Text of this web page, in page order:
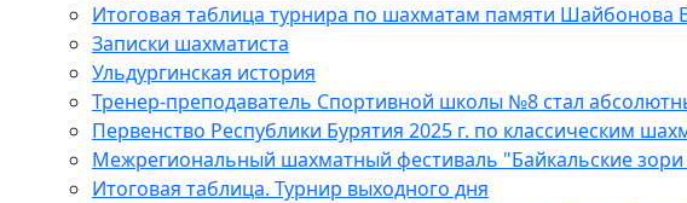
Итоговая таблица турнира по шахматам памяти Шайбонова
Записки шахматиста
Ульдургинская история
Тренер-преподаватель Спортивной школы №8 стал
Первенство Республики Бурятия 2025 г. по классическим
Межрегиональный шахматный фестиваль "Байкальские зори
Итоговая таблица. Турнир выходного дня